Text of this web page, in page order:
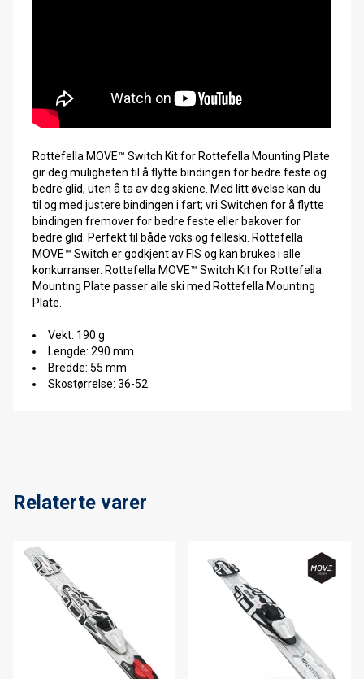
Rottefella MOVE™ Switch Kit for Rottefella Mounting Plate
gir deg muligheten til å flytte bindingen for bedre feste og
bedre glid, uten å ta av deg skiene. Med litt øvelse kan du
til og med justere bindingen i fart; vri Switchen for å flytte
bindingen fremover for bedre feste eller bakover for
bedre glid. Perfekt til både voks og felleski. Rottefella
MOVE™ Switch er godkjent av FIS og kan brukes i alle
konkurranser. Rottefella MOVE™ Switch Kit for Rottefella
Mounting Plate passer alle ski med Rottefella Mounting
Plate.
Vekt: 190 g
Lengde: 290 mm
Bredde: 55 mm
Skostørrelse: 36-52
Relaterte varer